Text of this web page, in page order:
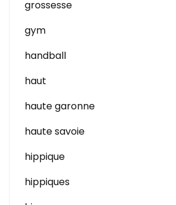
grossesse
gym
handball
haut
haute garonne
haute savoie
hippique
hippiques